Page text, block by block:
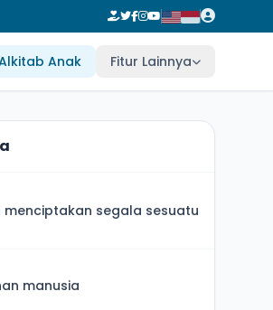
Anak Fitur Lainnya
menciptakan segala sesuatu
manusia